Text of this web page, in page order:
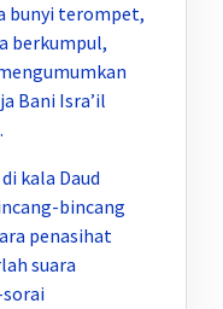
bunyi terompet,
berkumpul,
Bani Isra’il
kala Daud
bincang
penasihat
suara